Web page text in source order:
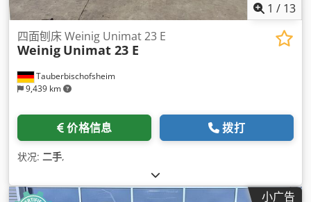
1 / 13
Tauberbischofsheim
9,439 km
四面刨床 Weinig Unimat 23 E
Weinig Unimat 23 E
价格信息 拨打
状况: 二手,
小广告